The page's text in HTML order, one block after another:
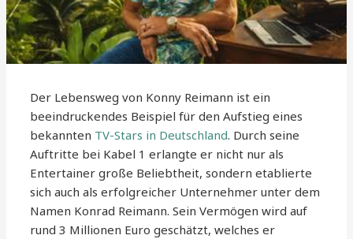
Der Lebensweg von Konny Reimann ist ein
beeindruckendes Beispiel für den Aufstieg eines
bekannten TV-Stars in Deutschland. Durch seine
Auftritte bei Kabel 1 erlangte er nicht nur als
Entertainer große Beliebtheit, sondern etablierte
sich auch als erfolgreicher Unternehmer unter dem
Namen Konrad Reimann. Sein Vermögen wird auf
rund 3 Millionen Euro geschätzt, welches er